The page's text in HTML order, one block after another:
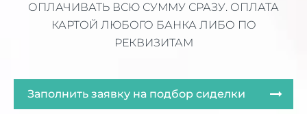
ОПЛАЧИВАТЬ ВСЮ СУММУ СРАЗУ. ОПЛАТА
КАРТОЙ ЛЮБОГО БАНКА ЛИБО ПО
РЕКВИЗИТАМ
Заполнить заявку на подбор сиделки